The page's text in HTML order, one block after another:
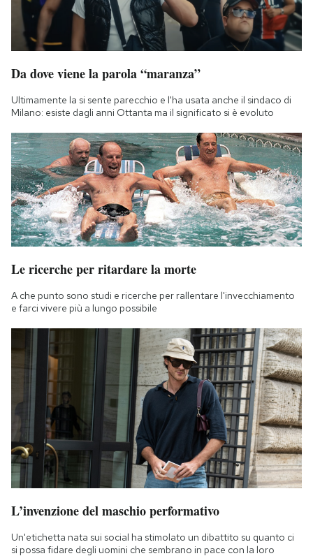
Da dove viene la parola “maranza”
Ultimamente la si sente parecchio e l'ha usata anche il sindaco di
Milano: esiste dagli anni Ottanta ma il significato si è evoluto
Le ricerche per ritardare la morte
A che punto sono studi e ricerche per rallentare l'invecchiamento
e farci vivere più a lungo possibile
L’invenzione del maschio performativo
Un'etichetta nata sui social ha stimolato un dibattito su quanto ci
si possa fidare degli uomini che sembrano in pace con la loro